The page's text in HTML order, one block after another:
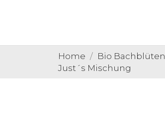
Home Bio Bachblüten
Just´s Mischung